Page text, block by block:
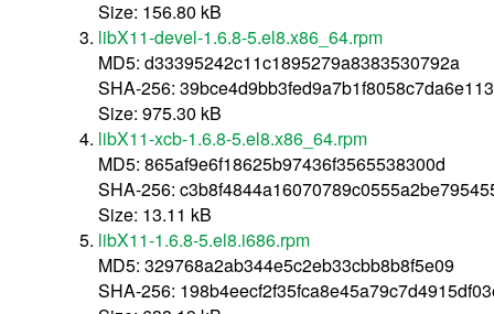
Size: 156.80 kB
libX11-devel-1.6.8-5.el8.x86_64.rpm
MD5: d33395242c11c1895279a8383530792a
SHA-256:
Size: 975.30 kB
libX11-xcb-1.6.8-5.el8.x86_64.rpm
MD5: 865af9e6f18625b97436f3565538300d
SHA-256:
Size: 13.11 kB
libX11-1.6.8-5.el8.i686.rpm
MD5: 329768a2ab344e5c2eb33cbb8b8f5e09
SHA-256: